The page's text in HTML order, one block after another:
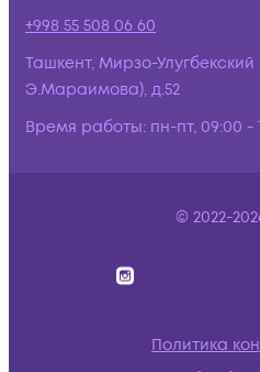
+998 55 508 06 60
Ташкент, Мирзо-
Э.Мараимова), д.52
Время работы: пн-пт, 09:00 -
© 2022-
Политика